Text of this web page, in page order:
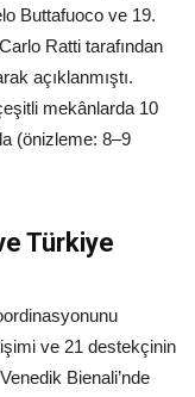
Buttafuoco ve 19.
Ratti tarafından
açıklanmıştı.
mekânlarda 10
(önizleme: 8–9
Türkiye
ve 21 destekçinin
Bienali’nde